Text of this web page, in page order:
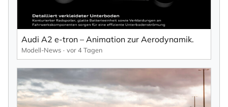
Audi A2 e-tron – Animation zur Aerodynamik.
Modell-News vor 4 Tagen